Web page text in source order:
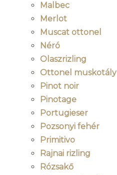
Malbec
Merlot
Muscat ottonel
Néró
Olaszrizling
Ottonel muskotály
Pinot noir
Pinotage
Portugieser
Pozsonyi fehér
Primitivo
Rajnai rizling
Rózsakő